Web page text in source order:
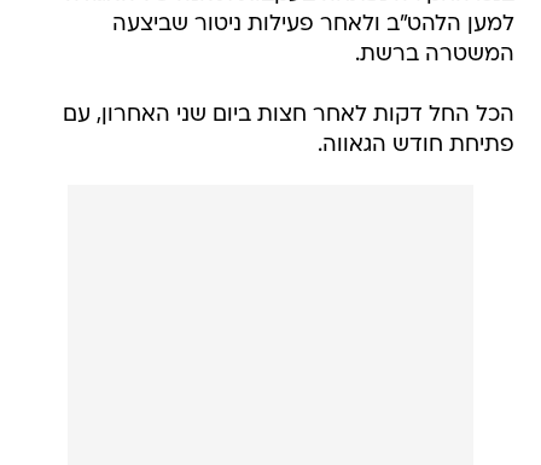
למען הלהט"ב ולאחר פעילות ניטור שביצעה
המשטרה ברשת.
הכל החל דקות לאחר חצות ביום שני האחרון, עם
פתיחת חודש הגאווה.